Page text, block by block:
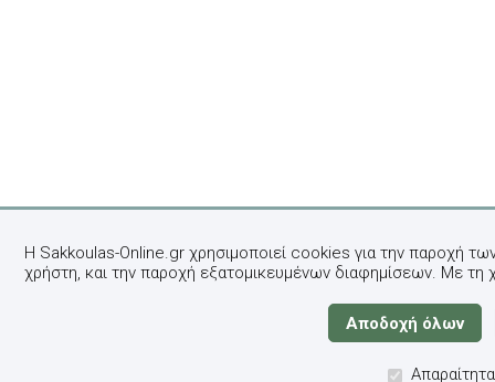
Η Sakkoulas-Online.gr χρησιμοποιεί cookies για την παροχή
χρήστη, και την παροχή εξατομικευμένων διαφημίσεων. Με